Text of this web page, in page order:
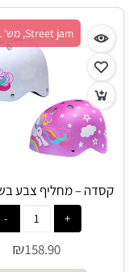
Street jam, מש' 1+, גיל 5+
קסדה – מחליף צבע
לורוד - Street jam
₪158.90